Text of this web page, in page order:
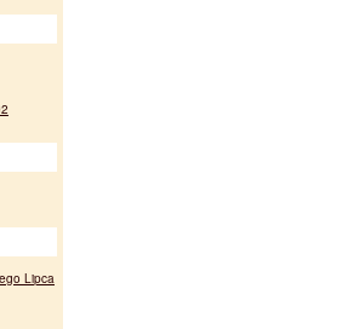
Lipca